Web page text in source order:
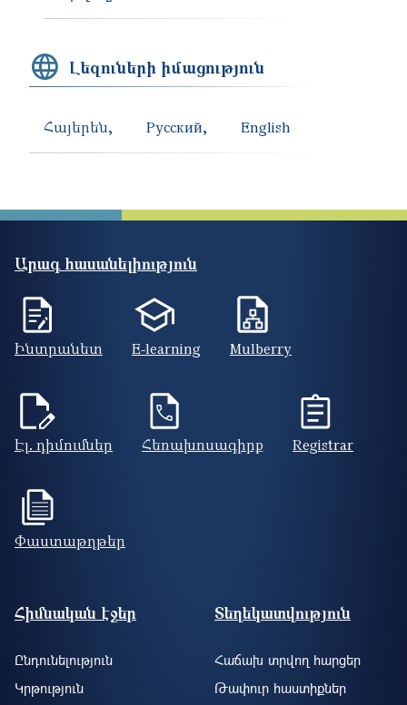
Լեզուների իմացություն
Հայերեն Русский English
Արագ հասանելիություն
Ինտրանետ E-learning Mulberry
Էլ. դիմումներ Հեռախոսագիրք Registrar
Փաստաթղթեր
Footer site information
Հիմնական էջեր
Ընդունելություն
Կրթություն
Տեղեկատվություն
Հաճախ տրվող հարցեր
Թափուր հաստիքներ